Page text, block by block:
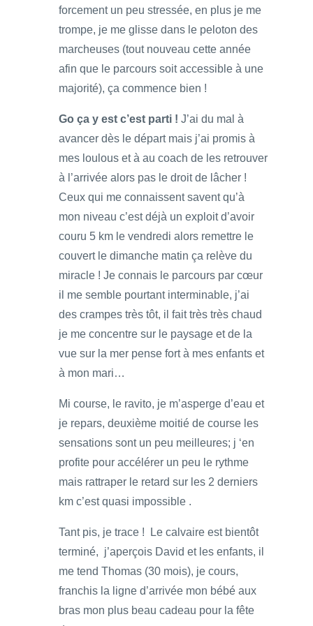
forcement un peu stressée, en plus je me
trompe, je me glisse dans le peloton des
marcheuses (tout nouveau cette année
afin que le parcours soit accessible à une
majorité), ça commence bien !
Go ça y est c’est parti ! J’ai du mal à
avancer dès le départ mais j’ai promis à
mes loulous et à au coach de les retrouver
à l’arrivée alors pas le droit de lâcher !
Ceux qui me connaissent savent qu’à
mon niveau c’est déjà un exploit d’avoir
couru 5 km le vendredi alors remettre le
couvert le dimanche matin ça relève du
miracle ! Je connais le parcours par cœur
il me semble pourtant interminable, j’ai
des crampes très tôt, il fait très très chaud
je me concentre sur le paysage et de la
vue sur la mer pense fort à mes enfants et
à mon mari…
Mi course, le ravito, je m’asperge d’eau et
je repars, deuxième moitié de course les
sensations sont un peu meilleures; j ‘en
profite pour accélérer un peu le rythme
mais rattraper le retard sur les 2 derniers
km c’est quasi impossible .
Tant pis, je trace ! Le calvaire est bientôt
terminé, j’aperçois David et les enfants, il
me tend Thomas (30 mois), je cours,
franchis la ligne d’arrivée mon bébé aux
bras mon plus beau cadeau pour la fête